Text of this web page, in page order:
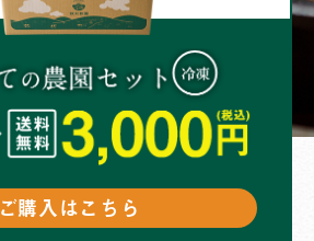
ご購入はこちら